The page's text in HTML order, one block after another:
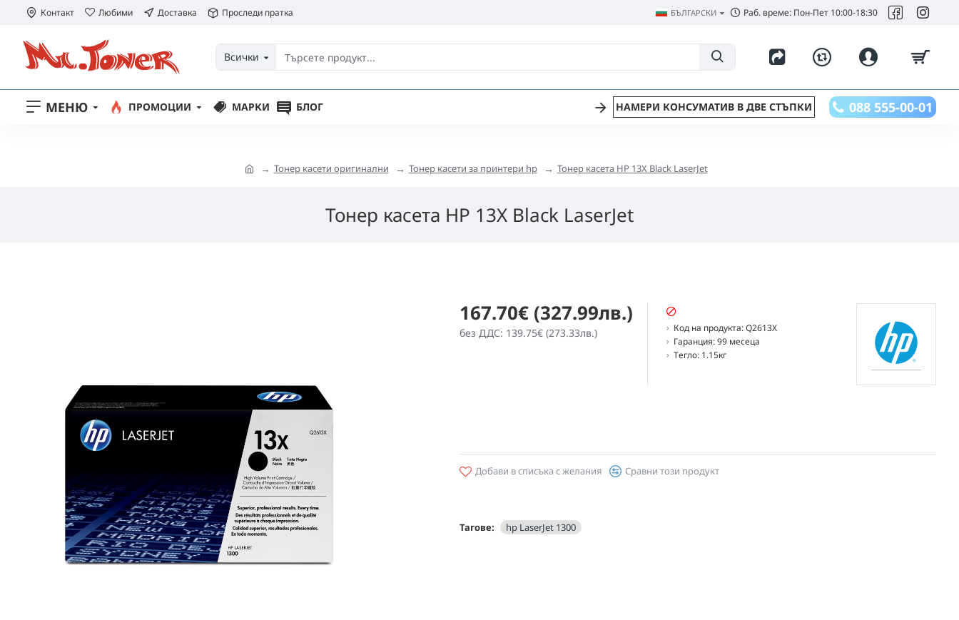
Контакт Любими Доставка Проследи пратка БЪЛГАРСКИ Раб. време: Пон-Пет 10:00-18:30
Всички
МЕНЮ ПРОМОЦИИ МАРКИ БЛОГ НАМЕРИ КОНСУМАТИВ В ДВЕ СТЪПКИ 088 555-00-01
Тонер касети оригинални Тонер касети за принтери hp Тонер касета HP 13X Black LaserJet
Тонер касета HP 13X Black LaserJet
167.70€ (327.99лв.)
без ДДС: 139.75€ (273.33лв.) Код на продукта:Q2613X
Гаранция:99 месеца
Тегло: 1.15кг
Добави в списъка с желания Сравни този продукт
Тагове: hp LaserJet 1300